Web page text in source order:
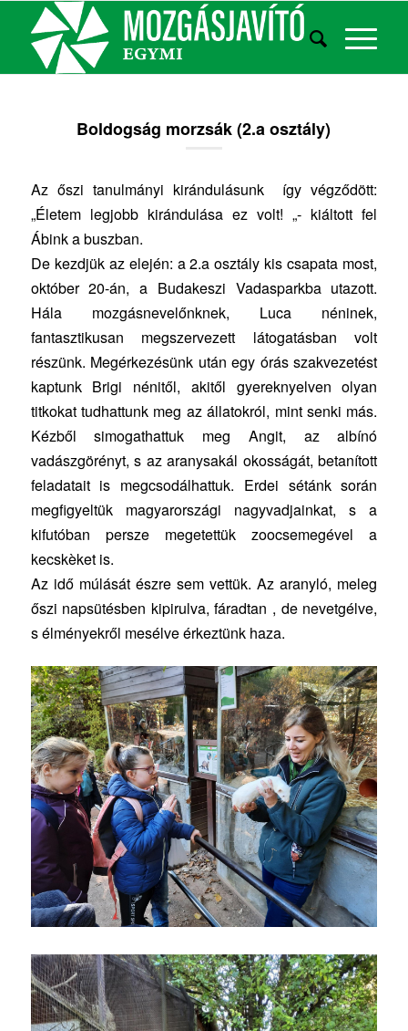
Boldogság morzsák (2.a osztály)
Az őszi tanulmányi kirándulásunk így végződött:
„Életem legjobb kirándulása ez volt! „- kiáltott fel
Ábink a buszban.
De kezdjük az elején: a 2.a osztály kis csapata most,
október 20-án, a Budakeszi Vadasparkba utazott.
Hála mozgásnevelőnknek, Luca néninek,
fantasztikusan megszervezett látogatásban volt
részünk. Megérkezésünk után egy órás szakvezetést
kaptunk Brigi nénitől, akitől gyereknyelven olyan
titkokat tudhattunk meg az állatokról, mint senki más.
Kézből simogathattuk meg Angit, az albínó
vadászgörényt, s az aranysakál okosságát, betanított
feladatait is megcsodálhattuk. Erdei sétánk során
megfigyeltük magyarországi nagyvadjainkat, s a
kifutóban persze megetettük zoocsemegével a
kecskèket is.
Az idő múlását észre sem vettük. Az aranyló, meleg
őszi napsütésben kipirulva, fáradtan , de nevetgélve,
s élményekről mesélve érkeztünk haza.